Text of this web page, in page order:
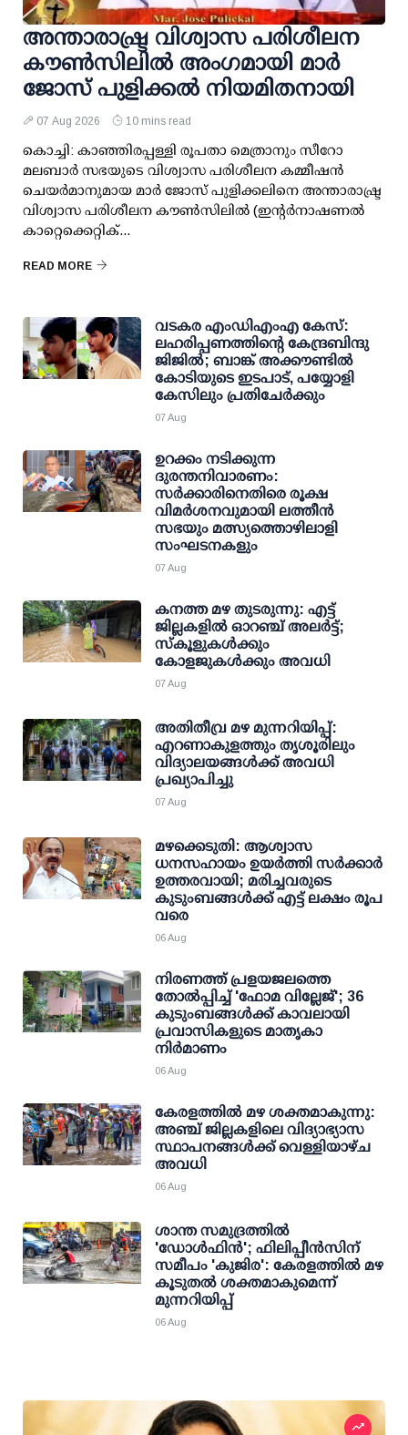
അന്താരാഷ്ട്ര വിശ്വാസ പരിശീലന
കൗണ്‍സിലില്‍ അംഗമായി മാര്‍
ജോസ് പുളിക്കല്‍ നിയമിതനായി
07 Aug 2026 10 mins read
കൊച്ചി: കാഞ്ഞിരപ്പള്ളി രൂപതാ മെത്രാനും സീറോ
മലബാര്‍ സഭയുടെ വിശ്വാസ പരിശീലന കമ്മീഷന്‍
ചെയര്‍മാനുമായ മാര്‍ ജോസ് പുളിക്കലിനെ അന്താരാഷ്ട്ര
വിശ്വാസ പരിശീലന കൗണ്‍സിലില്‍ (ഇന്റര്‍നാഷണല്‍
കാറ്റെക്കെറ്റിക്...
READ MORE
വടകര എംഡിഎംഎ കേസ്:
ലഹരിപ്പണത്തിന്റെ കേന്ദ്രബിന്ദു
ജിജില്‍; ബാങ്ക് അക്കൗണ്ടില്‍
കോടിയുടെ ഇടപാട്, പയ്യോളി
കേസിലും പ്രതിചേര്‍ക്കും
07 Aug
ഉറക്കം നടിക്കുന്ന
ദുരന്തനിവാരണം:
സര്‍ക്കാരിനെതിരെ രൂക്ഷ
വിമര്‍ശനവുമായി ലത്തീന്‍
സഭയും മത്സ്യത്തൊഴിലാളി
സംഘടനകളും
07 Aug
കനത്ത മഴ തുടരുന്നു: എട്ട്
ജില്ലകളില്‍ ഓറഞ്ച് അലര്‍ട്ട്;
സ്‌കൂളുകള്‍ക്കും
കോളജുകള്‍ക്കും അവധി
07 Aug
അതിതീവ്ര മഴ മുന്നറിയിപ്പ്:
എറണാകുളത്തും തൃശൂരിലും
വിദ്യാലയങ്ങള്‍ക്ക് അവധി
പ്രഖ്യാപിച്ചു
07 Aug
മഴക്കെടുതി: ആശ്വാസ
ധനസഹായം ഉയര്‍ത്തി സര്‍ക്കാര്‍
ഉത്തരവായി; മരിച്ചവരുടെ
കുടുംബങ്ങള്‍ക്ക് എട്ട് ലക്ഷം രൂപ
വരെ
06 Aug
നിരണത്ത് പ്രളയജലത്തെ
തോല്‍പ്പിച്ച് 'ഫോമ വില്ലേജ്'; 36
കുടുംബങ്ങള്‍ക്ക് കാവലായി
പ്രവാസികളുടെ മാതൃകാ
നിര്‍മാണം
06 Aug
കേരളത്തില്‍ മഴ ശക്തമാകുന്നു:
അഞ്ച് ജില്ലകളിലെ വിദ്യാഭ്യാസ
സ്ഥാപനങ്ങള്‍ക്ക് വെള്ളിയാഴ്ച
അവധി
06 Aug
ശാന്ത സമുദ്രത്തില്‍
'ഡോള്‍ഫിന്‍'; ഫിലിപ്പീന്‍സിന്
സമീപം 'കുജിര': കേരളത്തില്‍ മഴ
കൂടുതല്‍ ശക്തമാകുമെന്ന്
മുന്നറിയിപ്പ്
06 Aug